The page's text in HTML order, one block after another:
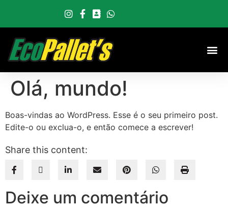
Olá, mundo!
Boas-vindas ao WordPress. Esse é o seu primeiro post.
Edite-o ou exclua-o, e então comece a escrever!
Share this content:
Deixe um comentário